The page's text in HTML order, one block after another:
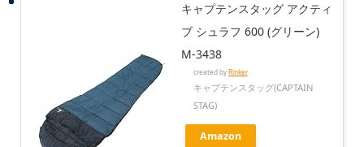
キャプテンスタッグ アクティ
ブ シュラフ 600 (グリーン)
M-3438
created byRinker
キャプテンスタッグ(CAPTAIN
STAG)
Amazon